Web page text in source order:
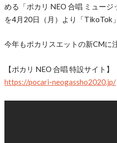
める「ポカリ NEO 合唱 ミュージ
を4月20日（月）より「TikoTok
今年もポカリスエットの新CMに
【ポカリ NEO 合唱 特設サイト】
https://pocari-neogassho2020.jp/